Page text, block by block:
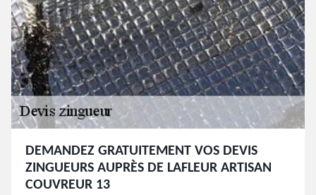
DEMANDEZ GRATUITEMENT VOS DEVIS
ZINGUEURS AUPRÈS DE LAFLEUR ARTISAN
COUVREUR 13